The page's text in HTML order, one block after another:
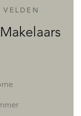
ruimte maar
de fraaie
heel riant van